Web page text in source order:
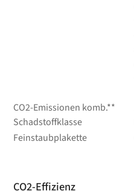
CO2-Emissionen komb.**
Schadstoffklasse
Feinstaubplakette
CO2-Effizienz